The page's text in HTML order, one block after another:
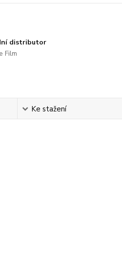
distributor
Film
Ke stažení